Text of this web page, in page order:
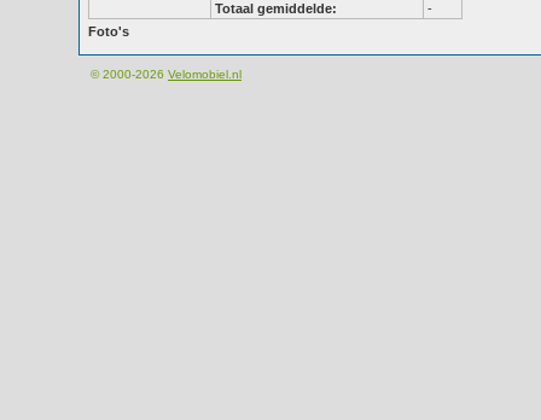
Totaal gemiddelde:
-
Foto's
© 2000-2026 Velomobiel.nl